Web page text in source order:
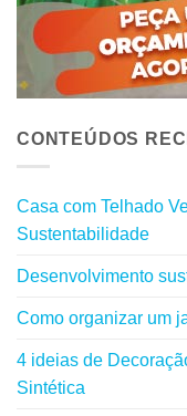
CONTEÚDOS
Casa com Telhado
Sustentabilidade
Desenvolvimento
Como organizar um
4 ideias de
Sintética